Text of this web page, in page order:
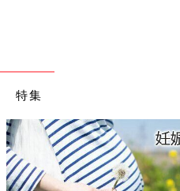
河本 そうです。私は
きず、遠くから祈ることしかで
日で手術を受け、腸への神経が
プルング病」ではないか、との
し、さまざまな症状があるよう
特集